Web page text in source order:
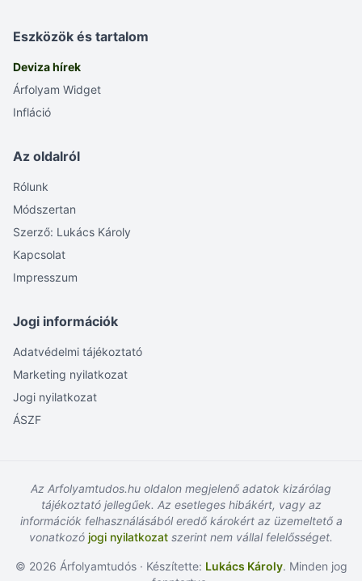
Eszközök és tartalom
Deviza hírek
Árfolyam Widget
Infláció
Az oldalról
Rólunk
Módszertan
Szerző: Lukács Károly
Kapcsolat
Impresszum
Jogi információk
Adatvédelmi tájékoztató
Marketing nyilatkozat
Jogi nyilatkozat
ÁSZF
Az Arfolyamtudos.hu oldalon megjelenő adatok kizárólag
tájékoztató jellegűek. Az esetleges hibákért, vagy az
információk felhasználásából eredő károkért az üzemeltető a
vonatkozó jogi nyilatkozat szerint nem vállal felelősséget.
© 2026 Árfolyamtudós · Készítette: Lukács Károly. Minden jog